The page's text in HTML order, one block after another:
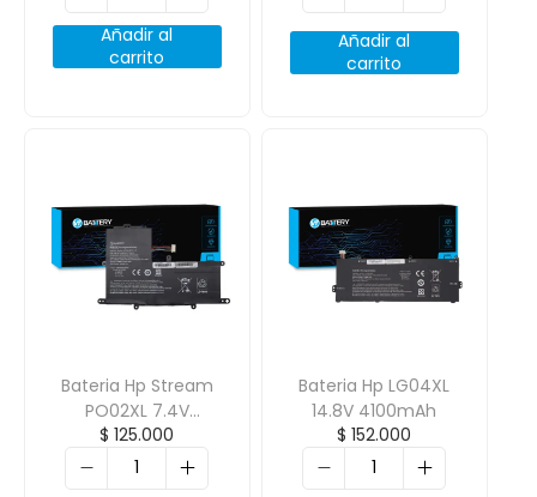
Añadir al
carrito
Añadir al
carrito
Bateria Hp Stream
PO02XL 7.4V
4800mAh
$ 125.000
Bateria Hp LG04XL
14.8V 4100mAh
$ 152.000